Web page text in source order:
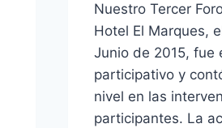
Nuestro Tercer
Hotel El Marques,
Junio de 2015, fue
participativo y
nivel en las
participantes. La